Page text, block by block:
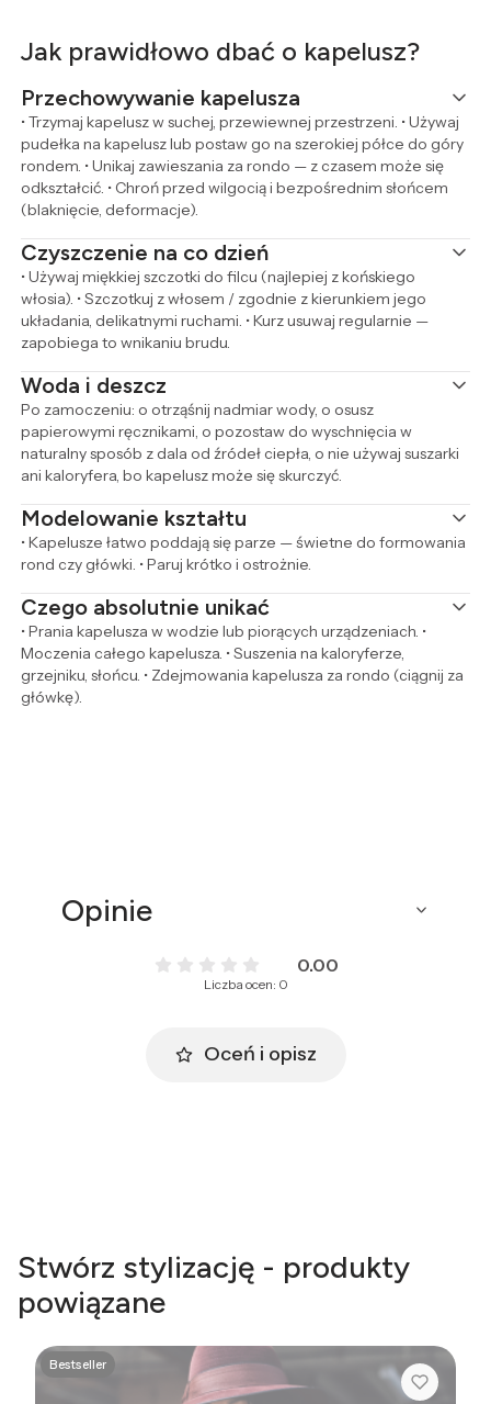
Jak prawidłowo dbać o kapelusz?
Przechowywanie kapelusza
• Trzymaj kapelusz w suchej, przewiewnej przestrzeni. • Używaj
pudełka na kapelusz lub postaw go na szerokiej półce do góry
rondem. • Unikaj zawieszania za rondo — z czasem może się
odkształcić. • Chroń przed wilgocią i bezpośrednim słońcem
(blaknięcie, deformacje).
Czyszczenie na co dzień
• Używaj miękkiej szczotki do filcu (najlepiej z końskiego
włosia). • Szczotkuj z włosem / zgodnie z kierunkiem jego
układania, delikatnymi ruchami. • Kurz usuwaj regularnie —
zapobiega to wnikaniu brudu.
Woda i deszcz
Po zamoczeniu: o otrząśnij nadmiar wody, o osusz
papierowymi ręcznikami, o pozostaw do wyschnięcia w
naturalny sposób z dala od źródeł ciepła, o nie używaj suszarki
ani kaloryfera, bo kapelusz może się skurczyć.
Modelowanie kształtu
• Kapelusze łatwo poddają się parze — świetne do formowania
rond czy główki. • Paruj krótko i ostrożnie.
Czego absolutnie unikać
• Prania kapelusza w wodzie lub piorących urządzeniach. •
Moczenia całego kapelusza. • Suszenia na kaloryferze,
grzejniku, słońcu. • Zdejmowania kapelusza za rondo (ciągnij za
główkę).
Opinie
0.00
Liczba ocen: 0
Oceń i opisz
Stwórz stylizację - produkty
powiązane
Bestseller